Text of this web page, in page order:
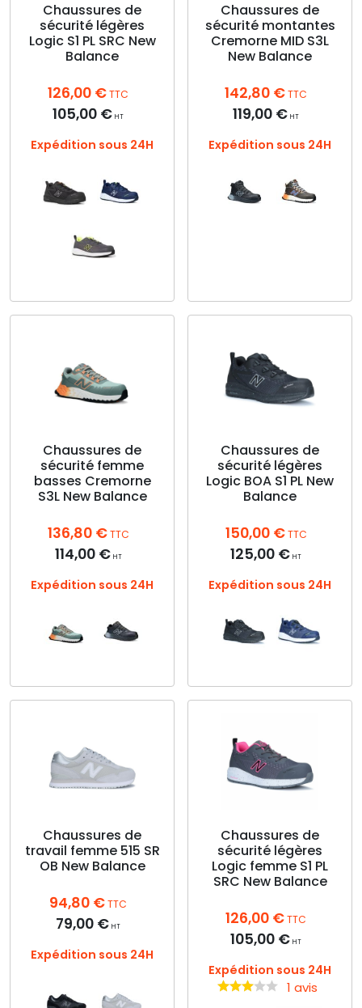
page
du
produit
choisies
sur
la
page
produit
Chaussures de
sécurité légères
Logic S1 PL SRC New
Balance
126,00 €TTC
105,00 € HT
Expédition sous 24H
produit
Les
options
choisies
sur
la
page
produit
Chaussures de
sécurité montantes
Cremorne MID S3L
New Balance
142,80 €TTC
119,00 € HT
Expédition sous 24H
peuvent
être
choisies
sur
page
du
produit
Chaussures de
sécurité femme
basses Cremorne
S3L New Balance
136,80 € TTC
114,00 € HT
Expédition sous 24H
produit
variations.
Les
options
choisies
sur
la
du
produit
Chaussures de
sécurité légères
Logic BOA S1 PL New
Balance
150,00 € TTC
125,00 € HT
Expédition sous 24H
produit
variations.
Les
options
choisies
sur
la
page
produit
Chaussures de
travail femme 515 SR
OB New Balance
94,80 €TTC
79,00 € HT
Expédition sous 24H
Chaussures de
sécurité légères
Logic femme S1 PL
SRC New Balance
126,00 €TTC
105,00 € HT
Expédition sous 24H
1 avis